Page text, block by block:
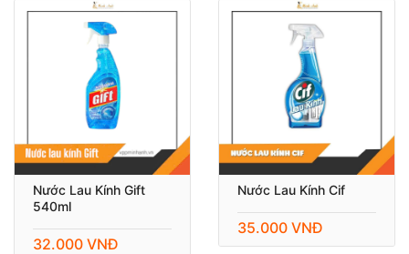
Nước Lau Kính Gift
540ml
32.000 VNĐ
Nước Lau Kính Cif
35.000 VNĐ